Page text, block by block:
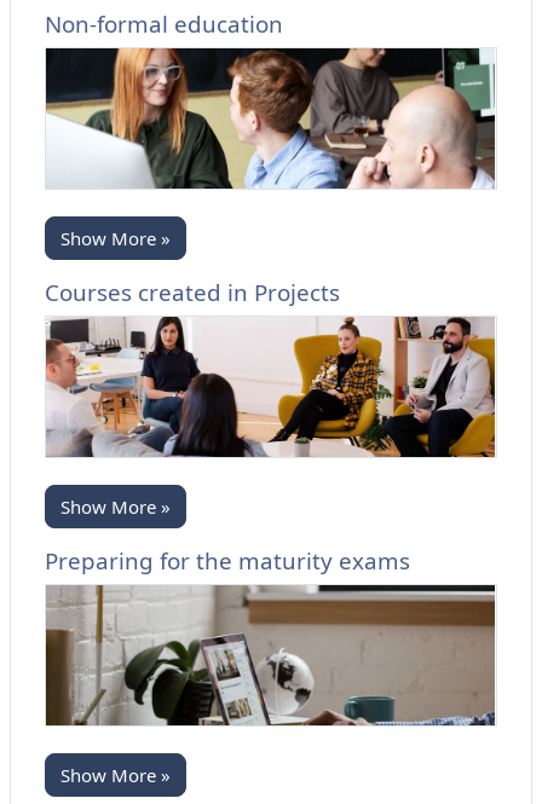
Non-formal education
Show More »
Courses created in Projects
Show More »
Preparing for the maturity exams
Show More »